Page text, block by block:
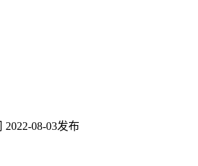
2022-08-03发布